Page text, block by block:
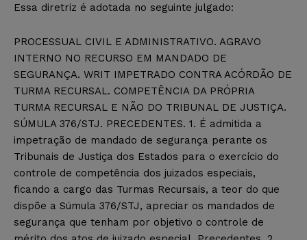
Essa diretriz é adotada no seguinte julgado:
PROCESSUAL CIVIL E ADMINISTRATIVO. AGRAVO
INTERNO NO RECURSO EM MANDADO DE
SEGURANÇA. WRIT IMPETRADO CONTRA ACÓRDÃO DE
TURMA RECURSAL. COMPETÊNCIA DA PRÓPRIA
TURMA RECURSAL E NÃO DO TRIBUNAL DE JUSTIÇA.
SÚMULA 376/STJ. PRECEDENTES. 1. É admitida a
impetração de mandado de segurança perante os
Tribunais de Justiça dos Estados para o exercício do
controle de competência dos juizados especiais,
ficando a cargo das Turmas Recursais, a teor do que
dispõe a Súmula 376/STJ, apreciar os mandados de
segurança que tenham por objetivo o controle de